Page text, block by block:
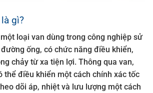
gì?
loại van dùng trong công nghiệp sử
ống, có chức năng điều khiển,
chảy từ xa tiện lợi. Thông qua van,
thể điều khiển một cách chính xác tốc
dõi áp, nhiệt và lưu lượng một cách